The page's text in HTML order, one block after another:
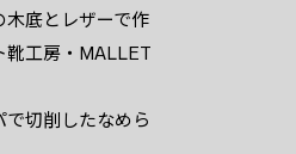
底とレザーで作
靴工房・MALLET
切削したなめら